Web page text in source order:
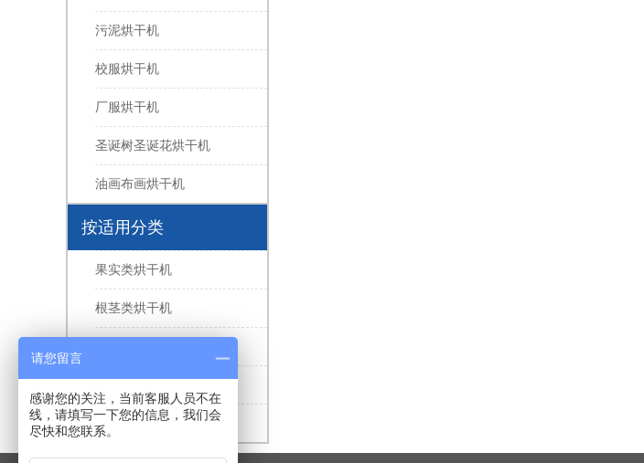
污泥烘干机
校服烘干机
厂服烘干机
圣诞树圣诞花烘干机
油画布画烘干机
按适用分类
果实类烘干机
根茎类烘干机
家禽肉类烘干机
请您留言
感谢您的关注，当前客服人员不在
线，请填写一下您的信息，我们会
尽快和您联系。